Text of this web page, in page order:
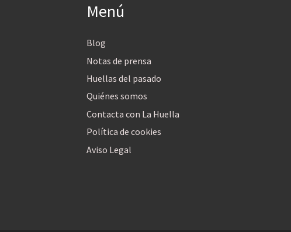
Menú
Blog
Notas de prensa
Huellas del pasado
Quiénes somos
Contacta con La Huella
Política de cookies
Aviso Legal